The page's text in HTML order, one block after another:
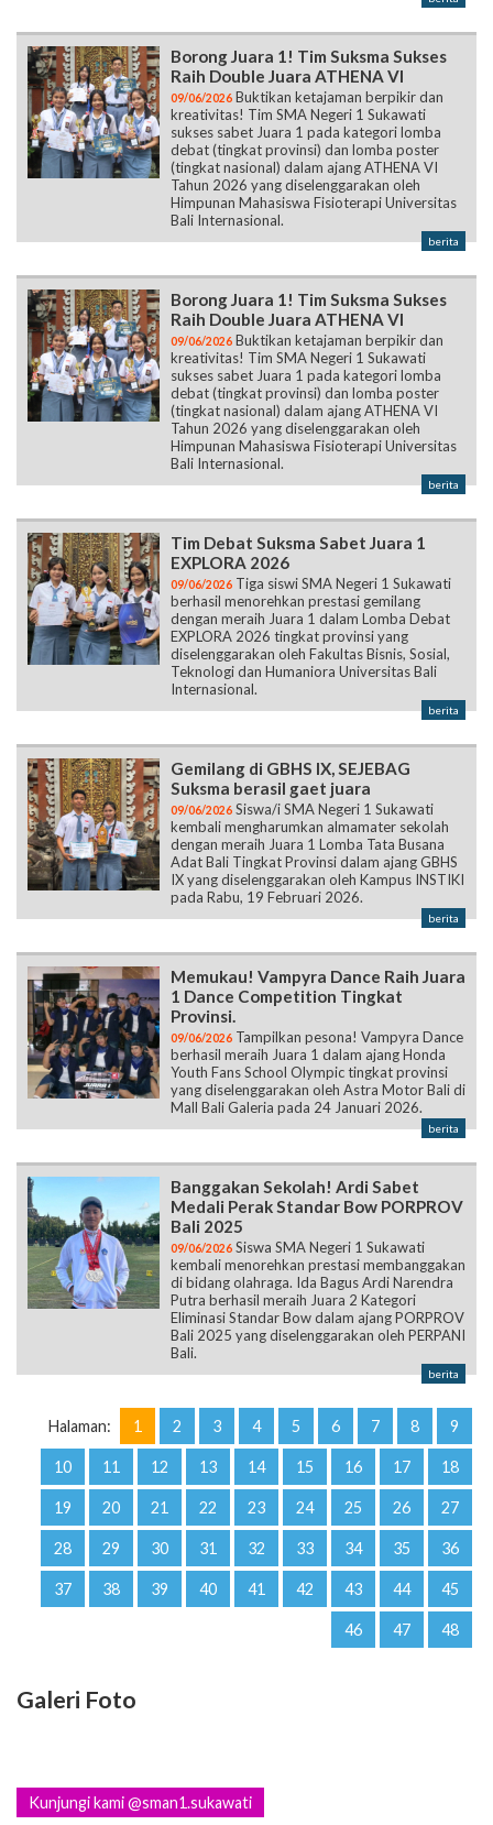
Borong Juara 1! Tim Suksma Sukses
Raih Double Juara ATHENA VI
09/06/2026 Buktikan ketajaman berpikir dan
kreativitas! Tim SMA Negeri 1 Sukawati
sukses sabet Juara 1 pada kategori lomba
debat (tingkat provinsi) dan lomba poster
(tingkat nasional) dalam ajang ATHENA VI
Tahun 2026 yang diselenggarakan oleh
Himpunan Mahasiswa Fisioterapi Universitas
Bali Internasional.
berita
Borong Juara 1! Tim Suksma Sukses
Raih Double Juara ATHENA VI
09/06/2026 Buktikan ketajaman berpikir dan
kreativitas! Tim SMA Negeri 1 Sukawati
sukses sabet Juara 1 pada kategori lomba
debat (tingkat provinsi) dan lomba poster
(tingkat nasional) dalam ajang ATHENA VI
Tahun 2026 yang diselenggarakan oleh
Himpunan Mahasiswa Fisioterapi Universitas
Bali Internasional.
berita
Tim Debat Suksma Sabet Juara 1
EXPLORA 2026
09/06/2026 Tiga siswi SMA Negeri 1 Sukawati
berhasil menorehkan prestasi gemilang
dengan meraih Juara 1 dalam Lomba Debat
EXPLORA 2026 tingkat provinsi yang
diselenggarakan oleh Fakultas Bisnis, Sosial,
Teknologi dan Humaniora Universitas Bali
Internasional.
berita
Gemilang di GBHS IX, SEJEBAG
Suksma berasil gaet juara
09/06/2026 Siswa/i SMA Negeri 1 Sukawati
kembali mengharumkan almamater sekolah
dengan meraih Juara 1 Lomba Tata Busana
Adat Bali Tingkat Provinsi dalam ajang GBHS
IX yang diselenggarakan oleh Kampus INSTIKI
pada Rabu, 19 Februari 2026.
berita
Memukau! Vampyra Dance Raih Juara
1 Dance Competition Tingkat
Provinsi.
09/06/2026 Tampilkan pesona! Vampyra Dance
berhasil meraih Juara 1 dalam ajang Honda
Youth Fans School Olympic tingkat provinsi
yang diselenggarakan oleh Astra Motor Bali di
Mall Bali Galeria pada 24 Januari 2026.
berita
Banggakan Sekolah! Ardi Sabet
Medali Perak Standar Bow PORPROV
Bali 2025
09/06/2026 Siswa SMA Negeri 1 Sukawati
kembali menorehkan prestasi membanggakan
di bidang olahraga. Ida Bagus Ardi Narendra
Putra berhasil meraih Juara 2 Kategori
Eliminasi Standar Bow dalam ajang PORPROV
Bali 2025 yang diselenggarakan oleh PERPANI
Bali.
berita
Halaman: 1 2 3 4 5 6 7 8 9
10 11 12 13 14 15 16 17 18
19 20 21 22 23 24 25 26 27
28 29 30 31 32 33 34 35 36
37 38 39 40 41 42 43 44 45
46 47 48
Galeri Foto
Kunjungi kami @sman1.sukawati